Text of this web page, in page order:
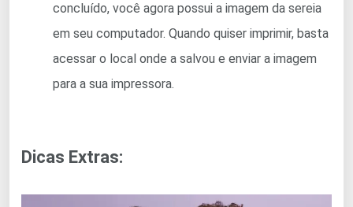
concluído, você agora possui a imagem da sereia
em seu computador. Quando quiser imprimir, basta
acessar o local onde a salvou e enviar a imagem
para a sua impressora.
Dicas Extras: